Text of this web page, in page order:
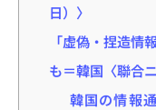
日）〉
「虚偽・捏造情
も＝韓国〈聯合
韓国の情報